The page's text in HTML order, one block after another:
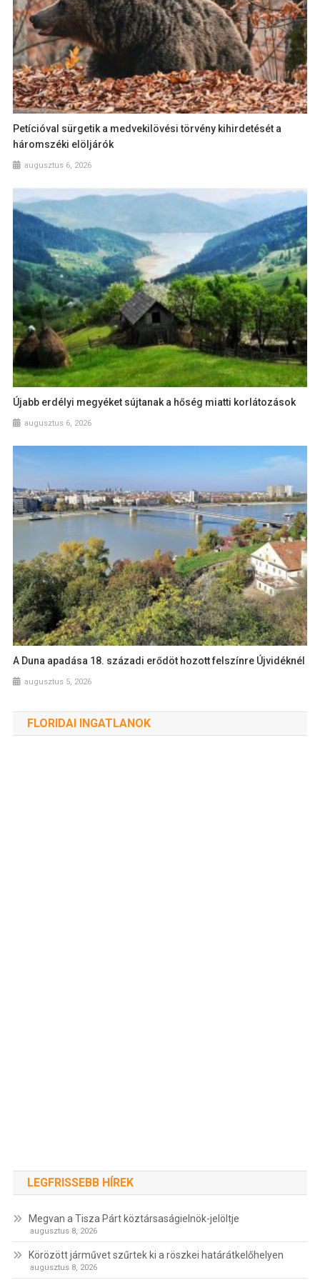
Petícióval sürgetik a medvekilövési törvény kihirdetését a
háromszéki elöljárók
augusztus 6, 2026
Újabb erdélyi megyéket sújtanak a hőség miatti korlátozások
augusztus 6, 2026
A Duna apadása 18. századi erődöt hozott felszínre Újvidéknél
augusztus 5, 2026
FLORIDAI INGATLANOK
LEGFRISSEBB HÍREK
Megvan a Tisza Párt köztársaságielnök-jelöltje
augusztus 8, 2026
Körözött járművet szűrtek ki a röszkei határátkelőhelyen
augusztus 8, 2026